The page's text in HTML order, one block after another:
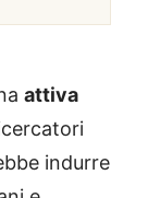
attiva
indurre